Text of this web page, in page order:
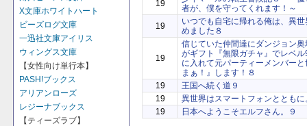
X文庫ホワイトハート
ビーズログ文庫
一迅社文庫アイリス
ウィングス文庫
【女性向け単行本】
PASH!ブックス
アリアンローズ
レジーナブックス
【ティーズラブ】
19
者が、僕を守ってくれます！～
19
いつでも自宅に帰れる俺は、異
めました８
19
信じていた仲間達にダンジョン
がギフト『無限ガチャ』でレベ
に入れて元パーティーメンバー
まぁ！』します！８
19
王国へ続く道９
19
異世界はスマートフォンととも
19
日本へようこそエルフさん。９